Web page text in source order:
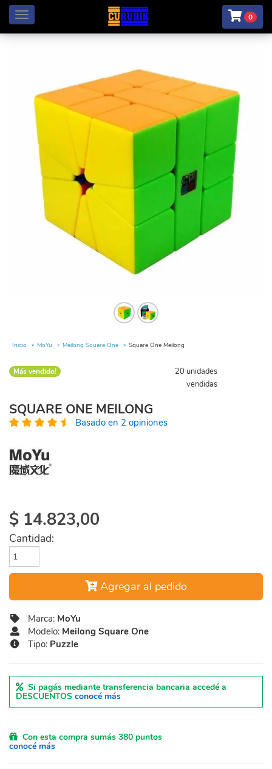
Menú 0
Inicio MoYu Meilong Square One Square One Meilong
Más vendido!
20 unidades
vendidas
SQUARE ONE MEILONG
Basado en 2 opiniones
$ 14.823,00
Cantidad:
Agregar al pedido
Marca: MoYu
Modelo: Meilong Square One
Tipo: Puzzle
Si pagás mediante transferencia bancaria accedé a
DESCUENTOS conocé más
Con esta compra sumás 380 puntos
conocé más